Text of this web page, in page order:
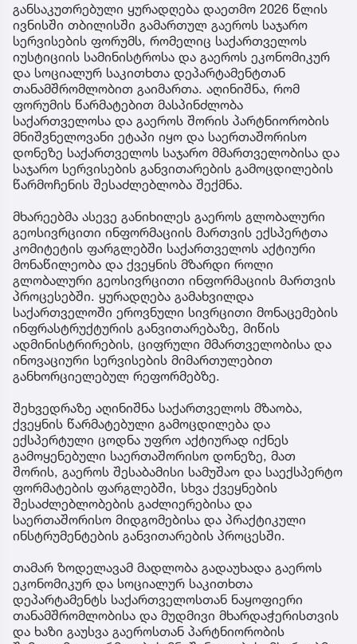
განსაკუთრებული ყურადღება დაეთმო 2026 წლის
ივნისში თბილისში გამართულ გაეროს საჯარო
სერვისების ფორუმს, რომელიც საქართველოს
იუსტიციის სამინისტროსა და გაეროს ეკონომიკურ
და სოციალურ საკითხთა დეპარტამენტთან
თანამშრომლობით გაიმართა. აღინიშნა, რომ
ფორუმის წარმატებით მასპინძლობა
საქართველოსა და გაეროს შორის პარტნიორობის
მნიშვნელოვანი ეტაპი იყო და საერთაშორისო
დონეზე საქართველოს საჯარო მმართველობისა და
საჯარო სერვისების განვითარების გამოცდილების
წარმოჩენის შესაძლებლობა შექმნა.
მხარეებმა ასევე განიხილეს გაეროს გლობალური
გეოსივრცითი ინფორმაციის მართვის ექსპერტთა
კომიტეტის ფარგლებში საქართველოს აქტიური
მონაწილეობა და ქვეყნის მზარდი როლი
გლობალური გეოსივრცითი ინფორმაციის მართვის
პროცესებში. ყურადღება გამახვილდა
საქართველოში ეროვნული სივრცითი მონაცემების
ინფრასტრუქტურის განვითარებაზე, მიწის
ადმინისტრირების, ციფრული მმართველობისა და
ინოვაციური სერვისების მიმართულებით
განხორციელებულ რეფორმებზე.
შეხვედრაზე აღინიშნა საქართველოს მზაობა,
ქვეყნის წარმატებული გამოცდილება და
ექსპერტული ცოდნა უფრო აქტიურად იქნეს
გამოყენებული საერთაშორისო დონეზე, მათ
შორის, გაეროს შესაბამისი სამუშაო და საექსპერტო
ფორმატების ფარგლებში, სხვა ქვეყნების
შესაძლებლობების გაძლიერებისა და
საერთაშორისო მიდგომებისა და პრაქტიკული
ინსტრუმენტების განვითარების პროცესში.
თამარ ზოდელავამ მადლობა გადაუხადა გაეროს
ეკონომიკურ და სოციალურ საკითხთა
დეპარტამენტს საქართველოსთან ნაყოფიერი
თანამშრომლობისა და მუდმივი მხარდაჭერისთვის
და ხაზი გაუსვა გაეროსთან პარტნიორობის